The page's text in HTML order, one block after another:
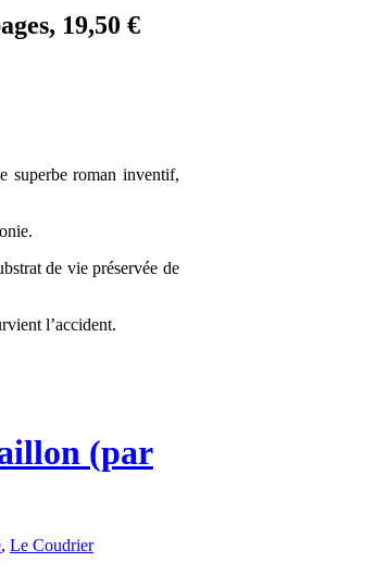
19,50 €
superbe roman inventif,
de vie préservée de
l’accident.
(par
, Le Coudrier